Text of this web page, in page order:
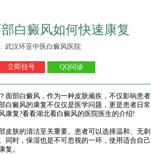
白癜风如何快速康复
武汉环亚中医白癜风医院
立即挂号 QQ问诊
部白癜风，作为一种皮肤顽疾，不仅影响患者
白癜风的康复不仅仅是医学问题，更是患者日常
康复?看看湖北看白癜风的医院医生的介绍!
肤的清洁至关重要。患者可以选择温和、无刺
同时，保湿也是不可忽视的一环，使用适合自己
复。